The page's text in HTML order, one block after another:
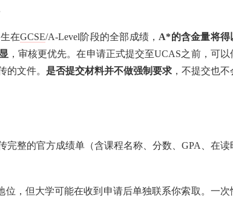
在GCSE/A-Level阶段的全部成绩， A*的含金量将得
，审核更优先。在申请正式提交至UCAS之前，可以
的文件。 是否提交材料并不做强制要求，不提交也不
完整的官方成绩单（含课程名称、分数、GPA、在读
，但大学可能在收到申请后单独联系你索取。一次